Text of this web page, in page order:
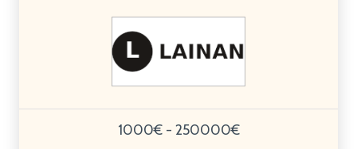
1000€ - 250000€